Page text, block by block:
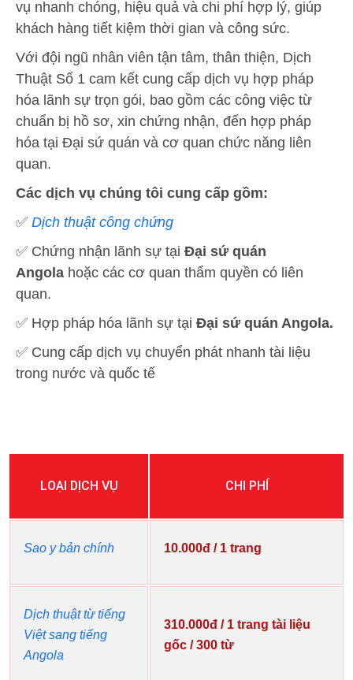
vụ nhanh chóng, hiệu quả và chi phí hợp lý, giúp
khách hàng tiết kiệm thời gian và công sức.
Với đội ngũ nhân viên tận tâm, thân thiện, Dịch
Thuật Số 1 cam kết cung cấp dịch vụ hợp pháp
hóa lãnh sự trọn gói, bao gồm các công việc từ
chuẩn bị hồ sơ, xin chứng nhận, đến hợp pháp
hóa tại Đại sứ quán và cơ quan chức năng liên
quan.
Các dịch vụ chúng tôi cung cấp gồm:
✅ Dịch thuật công chứng
✅ Chứng nhận lãnh sự tại Đại sứ quán
Angola hoặc các cơ quan thẩm quyền có liên
quan.
✅ Hợp pháp hóa lãnh sự tại Đại sứ quán Angola.
✅ Cung cấp dịch vụ chuyển phát nhanh tài liệu
trong nước và quốc tế
LOẠI DỊCH VỤ CHI PHÍ
Sao y bản chính 10.000đ / 1 trang
Dịch thuật từ tiếng
Việt sang tiếng
Angola
310.000đ / 1 trang tài liệu
gốc / 300 từ